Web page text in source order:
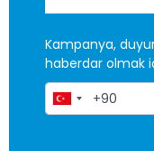
Kampanya,
haberdar olmak